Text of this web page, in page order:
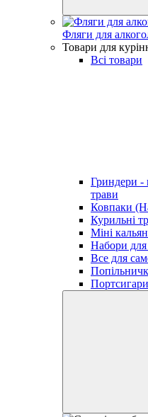
Фляги для
Товари для
Всі товари
Гриндери -
трави
Ковпаки
Курильні
Міні
Набори для
Все для
Портсигари